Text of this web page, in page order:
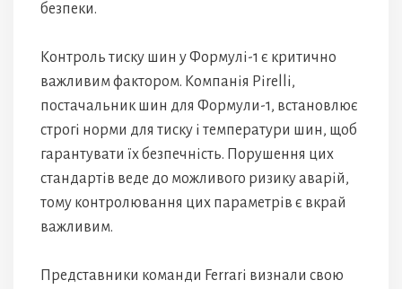
безпеки.
Контроль тиску шин у Формулі-1 є критично
важливим фактором. Компанія Pirelli,
постачальник шин для Формули-1, встановлює
строгі норми для тиску і температури шин, щоб
гарантувати їх безпечність. Порушення цих
стандартів веде до можливого ризику аварій,
тому контролювання цих параметрів є вкрай
важливим.
Представники команди Ferrari визнали свою